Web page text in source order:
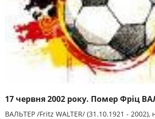
17 червня 2002 року. Помер Фріц
ВАЛЬТЕР /Frіtz WALTER/ (31.10.1921 - 2002),